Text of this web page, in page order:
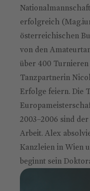
erfolgreich
österreichischen
von den
über 400
Tanzpartnerin
Erfolge feiern. Die
2003–2006 sind
Arbeit. Alex
Kanzleien in Wien
beginnt sein